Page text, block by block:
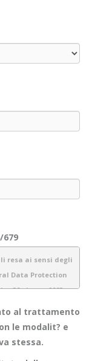
679
resa ai sensi degli
Data Protection
30 giugno 2003 n.
al trattamento
le modalit? e
stessa.